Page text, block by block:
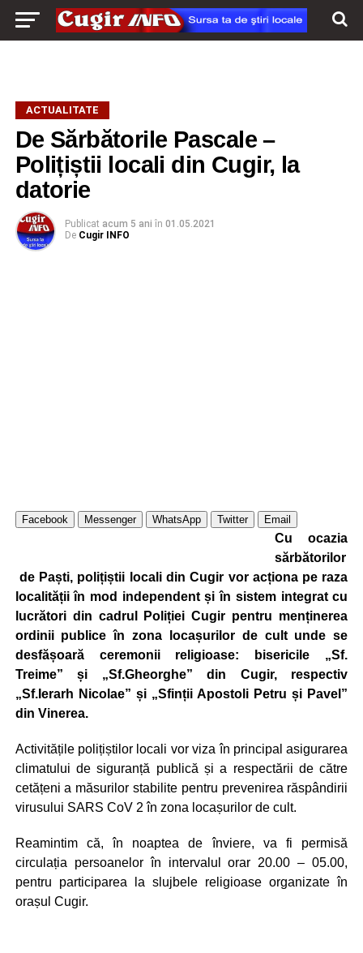
ACTUALITATE
De Sărbătorile Pascale –
Polițiștii locali din Cugir, la
datorie
Publicat acum 5 ani în 01.05.2021
De Cugir INFO
Facebook Messenger WhatsApp Twitter Email
Cu ocazia
sărbătorilor
de Paști, polițiștii locali din Cugir vor acționa pe raza
localității în mod independent și în sistem integrat cu
lucrători din cadrul Poliției Cugir pentru menținerea
ordinii publice în zona locașurilor de cult unde se
desfășoară ceremonii religioase: bisericile „Sf.
Treime” și „Sf.Gheorghe” din Cugir, respectiv
„Sf.Ierarh Nicolae” și „Sfinții Apostoli Petru și Pavel”
din Vinerea.
Activitățile polițiștilor locali vor viza în principal asigurarea
climatului de siguranță publică și a respectării de către
cetățeni a măsurilor stabilite pentru prevenirea răspândirii
virusului SARS CoV 2 în zona locașurilor de cult.
Reamintim că, în noaptea de înviere, va fi permisă
circulația persoanelor în intervalul orar 20.00 – 05.00,
pentru participarea la slujbele religioase organizate în
orașul Cugir.